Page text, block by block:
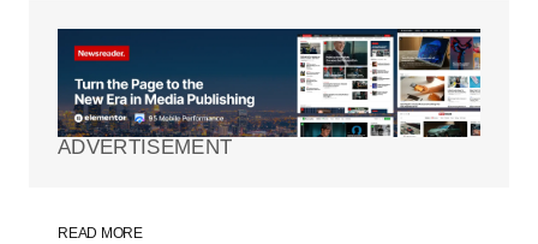
Tu dirección de correo electrónico no será
Los campos obligatorios están
marcados con*
ADVERTISEMENT
READ MORE